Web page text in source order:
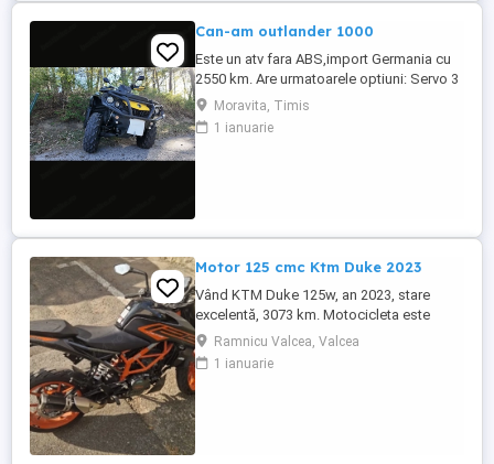
Can-am outlander 1000
Este un atv fara ABS,import Germania cu
2550 km. Are urmatoarele optiuni: Servo 3
nivele Suspensie FOX cu rebound Bullbar
fata Bullbar spate Handguardurile Can am
Jante beadlock
Moravita, Timis
1 ianuarie
Motor 125 cmc Ktm Duke 2023
Vând KTM Duke 125w, an 2023, stare
excelentă, 3073 km. Motocicleta este
ideală pentru începători sau pentru oraș.
Fără daune, lovituri!
Ramnicu Valcea, Valcea
1 ianuarie